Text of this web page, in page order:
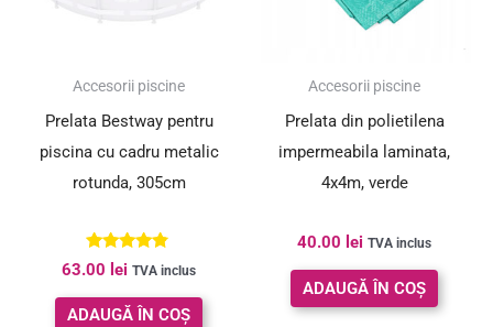
Accesorii piscine
Prelata Bestway pentru
piscina cu cadru metalic
rotunda, 305cm
Evaluat la
4.67
din 5
63.00 lei TVA inclus
ADAUGĂ ÎN COȘ
Accesorii piscine
Prelata din polietilena
impermeabila laminata,
4x4m, verde
40.00 lei TVA inclus
ADAUGĂ ÎN COȘ